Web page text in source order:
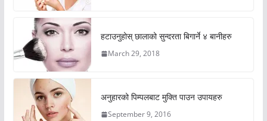
हटाउनुहोस् छालाको सुन्दरता बिगार्ने ४ बानीहरु
March 29, 2018
अनुहारको पिम्पलबाट मुक्ति पाउन उपायहरु
September 9, 2016